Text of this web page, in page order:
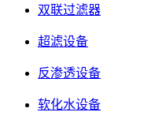
双联过滤器
超滤设备
反渗透设备
软化水设备